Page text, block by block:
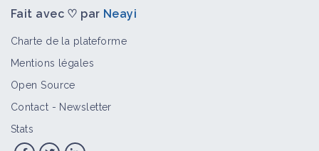
Fait avec ♡ par Neayi
Charte de la plateforme
Mentions légales
Open Source
Contact - Newsletter
Stats